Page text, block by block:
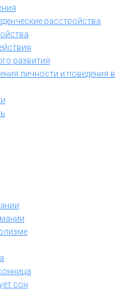
расстройства
развития
личности и поведения в
сон